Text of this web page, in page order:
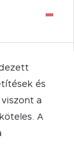
-
és
a
A